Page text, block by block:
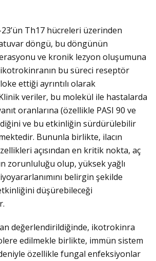
Th17 hücreleri üzerinden
döngü, bu döngünün
ve kronik lezyon oluşumuna
ikotrokinranın bu süreci reseptör
ettiği ayrıntılı olarak
veriler, bu molekül ile hastalarda
oranlarına (özellikle PASI 90 ve
ve bu etkinliğin sürdürülebilir
Bununla birlikte, ilacın
açısından en kritik nokta, aç
zorunluluğu olup, yüksek yağlı
belirgin şekilde
düşürebileceği
değerlendirildiğinde, ikotrokinra
edilmekle birlikte, immün sistem
özellikle fungal enfeksiyonlar